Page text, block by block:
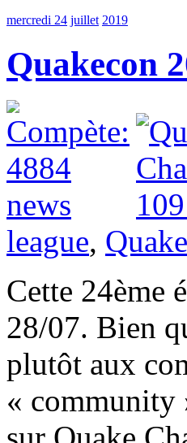
mercredi 24 juillet 2019
Quakecon
league,
Cette 24ème
28/07. Bien
plutôt aux
« community